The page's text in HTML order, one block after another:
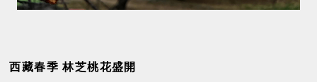
西藏春季 林芝桃花盛開